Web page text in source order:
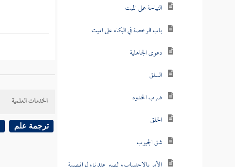
النياحة على الميت
باب الرخصة في البكاء على الميت
دعوى الجاهلية
السلق
ضرب الخدود
الحلق
شق الجيوب
الخدمات العلمية
ترجمة علم